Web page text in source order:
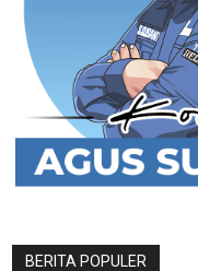
BERITA POPULER